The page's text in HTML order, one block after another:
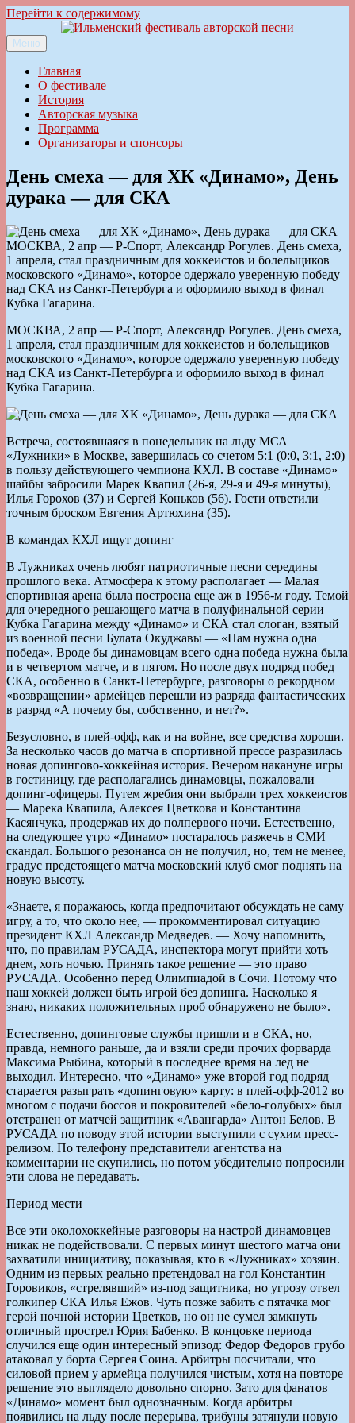
Перейти к содержимому
Ильменский фестиваль авторской песни
Меню
Главная
О фестивале
История
Авторская музыка
Программа
Организаторы и спонсоры
День смеха — для ХК «Динамо», День
дурака — для СКА
МОСКВА, 2 апр — Р-Спорт, Александр Рогулев. День смеха,
1 апреля, стал праздничным для хоккеистов и болельщиков
московского «Динамо», которое одержало уверенную победу
над СКА из Санкт-Петербурга и оформило выход в финал
Кубка Гагарина.
МОСКВА, 2 апр — Р-Спорт, Александр Рогулев. День смеха,
1 апреля, стал праздничным для хоккеистов и болельщиков
московского «Динамо», которое одержало уверенную победу
над СКА из Санкт-Петербурга и оформило выход в финал
Кубка Гагарина.
Встреча, состоявшаяся в понедельник на льду МСА
«Лужники» в Москве, завершилась со счетом 5:1 (0:0, 3:1, 2:0)
в пользу действующего чемпиона КХЛ. В составе «Динамо»
шайбы забросили Марек Квапил (26-я, 29-я и 49-я минуты),
Илья Горохов (37) и Сергей Коньков (56). Гости ответили
точным броском Евгения Артюхина (35).
В командах КХЛ ищут допинг
В Лужниках очень любят патриотичные песни середины
прошлого века. Атмосфера к этому располагает — Малая
спортивная арена была построена еще аж в 1956-м году. Темой
для очередного решающего матча в полуфинальной серии
Кубка Гагарина между «Динамо» и СКА стал слоган, взятый
из военной песни Булата Окуджавы — «Нам нужна одна
победа». Вроде бы динамовцам всего одна победа нужна была
и в четвертом матче, и в пятом. Но после двух подряд побед
СКА, особенно в Санкт-Петербурге, разговоры о рекордном
«возвращении» армейцев перешли из разряда фантастических
в разряд «А почему бы, собственно, и нет?».
Безусловно, в плей-офф, как и на войне, все средства хороши.
За несколько часов до матча в спортивной прессе разразилась
новая допингово-хоккейная история. Вечером накануне игры
в гостиницу, где располагались динамовцы, пожаловали
допинг-офицеры. Путем жребия они выбрали трех хоккеистов
— Марека Квапила, Алексея Цветкова и Константина
Касянчука, продержав их до полпервого ночи. Естественно,
на следующее утро «Динамо» постаралось разжечь в СМИ
скандал. Большого резонанса он не получил, но, тем не менее,
градус предстоящего матча московский клуб смог поднять на
новую высоту.
«Знаете, я поражаюсь, когда предпочитают обсуждать не саму
игру, а то, что около нее, — прокомментировал ситуацию
президент КХЛ Александр Медведев. — Хочу напомнить,
что, по правилам РУСАДА, инспектора могут прийти хоть
днем, хоть ночью. Принять такое решение — это право
РУСАДА. Особенно перед Олимпиадой в Сочи. Потому что
наш хоккей должен быть игрой без допинга. Насколько я
знаю, никаких положительных проб обнаружено не было».
Естественно, допинговые службы пришли и в СКА, но,
правда, немного раньше, да и взяли среди прочих форварда
Максима Рыбина, который в последнее время на лед не
выходил. Интересно, что «Динамо» уже второй год подряд
старается разыграть «допинговую» карту: в плей-офф-2012 во
многом с подачи боссов и покровителей «бело-голубых» был
отстранен от матчей защитник «Авангарда» Антон Белов. В
РУСАДА по поводу этой истории выступили с сухим пресс-
релизом. По телефону представители агентства на
комментарии не скупились, но потом убедительно попросили
эти слова не передавать.
Период мести
Все эти околохоккейные разговоры на настрой динамовцев
никак не подействовали. С первых минут шестого матча они
захватили инициативу, показывая, кто в «Лужниках» хозяин.
Одним из первых реально претендовал на гол Константин
Горовиков, «стрелявший» из-под защитника, но угрозу отвел
голкипер СКА Илья Ежов. Чуть позже забить с пятачка мог
герой ночной истории Цветков, но он не сумел замкнуть
отличный прострел Юрия Бабенко. В концовке периода
случился еще один интересный эпизод: Федор Федоров грубо
атаковал у борта Сергея Соина. Арбитры посчитали, что
силовой прием у армейца получился чистым, хотя на повторе
решение это выглядело довольно спорно. Зато для фанатов
«Динамо» момент был однозначным. Когда арбитры
появились на льду после перерыва, трибуны затянули новую